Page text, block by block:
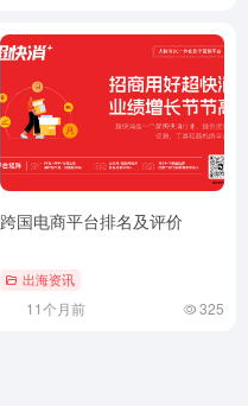
跨国电商平台排名及评价
出海资讯
11个月前 325